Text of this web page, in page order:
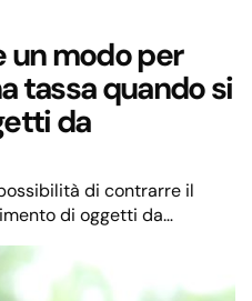
un modo per
tassa quando si
da
di contrarre il
di oggetti da
delle Finanze indicano